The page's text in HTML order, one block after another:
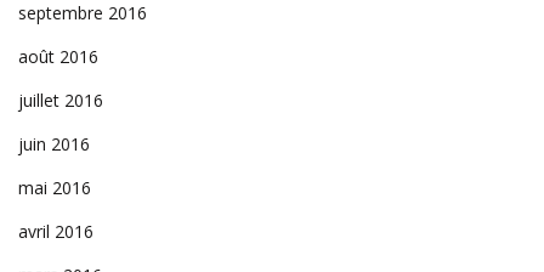
septembre 2016
août 2016
juillet 2016
juin 2016
mai 2016
avril 2016